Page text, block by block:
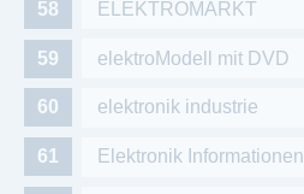
ELEKTROMARKT
elektroModell mit DVD
elektronik industrie
Elektronik Informationen